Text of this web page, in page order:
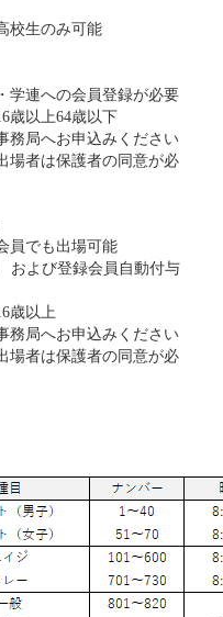
生のみ可能
連への会員登録が必要
以上64歳以下
務局へお申込みください
者は保護者の同意が必
でも出場可能
よび登録会員自動付与
歳以上
務局へお申込みください
者は保護者の同意が必